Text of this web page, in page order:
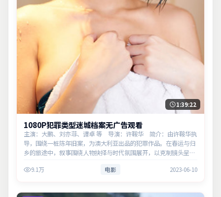
1:39:22
1080P犯罪类型迷城档案无广告观看
主演：大鹏、刘亦菲、谭卓 等 导演：许鞍华 简介：由许鞍华执
导，围绕一桩陈年旧案，为澳大利亚出品的犯罪作品。在春运与归
乡的旅途中，叙事围绕人物抉择与时代氛围展开，以克制镜头呈现
义。9.1万 电影 2023-06-10